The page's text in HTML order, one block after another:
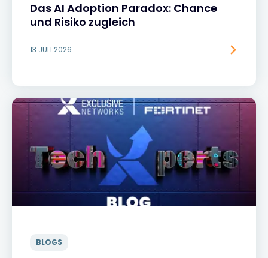
Das AI Adoption Paradox: Chance
und Risiko zugleich
13 JULI 2026
BLOGS